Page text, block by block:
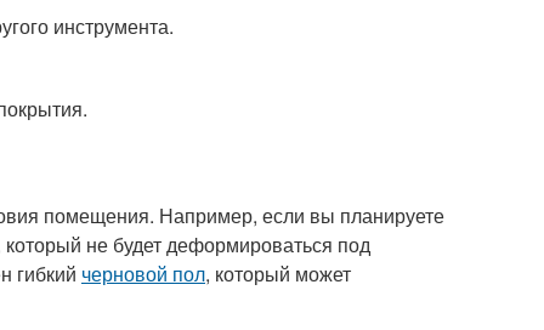
инструмента.
помещения. Например, если вы планируете
который не будет деформироваться под
гибкий черновой пол, который может